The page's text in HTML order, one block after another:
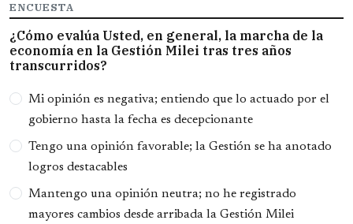
ENCUESTA
¿Cómo evalúa Usted, en general, la marcha de la
economía en la Gestión Milei tras tres años
transcurridos?
Opciones
Mi opinión es negativa; entiendo que lo actuado por el
gobierno hasta la fecha es decepcionante
Tengo una opinión favorable; la Gestión se ha anotado
logros destacables
Mantengo una opinión neutra; no he registrado
mayores cambios desde arribada la Gestión Milei